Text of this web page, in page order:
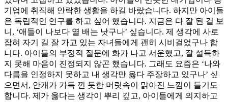
기업에 취직해 안락한 생활을 하길 바랐습니다. 하지만 아이들
은 독립적인 연구를 하고 싶어 했습니다. 지금은 다 잘 된 걸 보
니, ‘애들이 나보다 열 배는 낫구나’ 싶습니다. 제 생각에 사로
잡혀 자기 길 잘 가고 있는 자녀들에게 괜히 시비걸었구나 합
니다. 아이들의 부정적 질문에 화가 나고 서운했고, 잘 설득하
지 못해 마음이 진정되지 않곤 했습니다. 그래도 요즘은 ‘나와
다름을 인정하지 못하고 내 생각만 옳다 주장하고 있구나’ 싶
으면서, 안개가 가득 낀 듯한 머릿속이 맑아진 느낌이 들기도
합니다. 제가 옳다는 생각이 뿌리 깊고, 아이들에게 의지하고